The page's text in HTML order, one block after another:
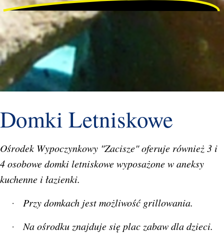
Domki Letniskowe
Ośrodek Wypoczynkowy "Zacisze" oferuje również 3 i
4 osobowe domki letniskowe wyposażone w aneksy
kuchenne i łazienki.
· Przy domkach jest możliwość grillowania.
·
Na ośrodku znajduje się plac zabaw dla dzieci.